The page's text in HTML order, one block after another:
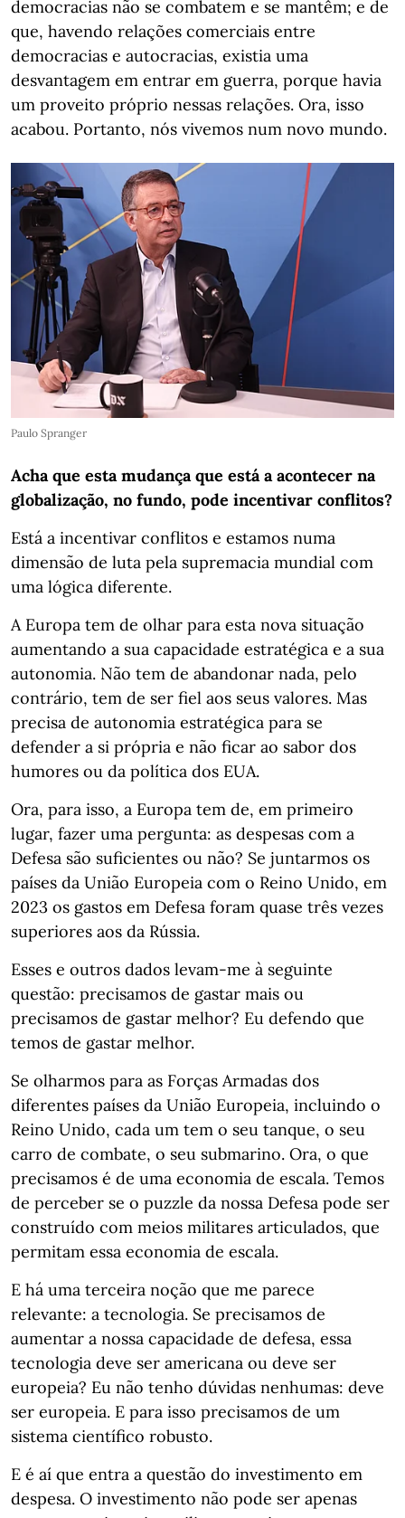
democracias não se combatem e se mantêm; e de
que, havendo relações comerciais entre
democracias e autocracias, existia uma
desvantagem em entrar em guerra, porque havia
um proveito próprio nessas relações. Ora, isso
acabou. Portanto, nós vivemos num novo mundo.
Paulo Spranger
Acha que esta mudança que está a acontecer na
globalização, no fundo, pode incentivar conflitos?
Está a incentivar conflitos e estamos numa
dimensão de luta pela supremacia mundial com
uma lógica diferente.
A Europa tem de olhar para esta nova situação
aumentando a sua capacidade estratégica e a sua
autonomia. Não tem de abandonar nada, pelo
contrário, tem de ser fiel aos seus valores. Mas
precisa de autonomia estratégica para se
defender a si própria e não ficar ao sabor dos
humores ou da política dos EUA.
Ora, para isso, a Europa tem de, em primeiro
lugar, fazer uma pergunta: as despesas com a
Defesa são suficientes ou não? Se juntarmos os
países da União Europeia com o Reino Unido, em
2023 os gastos em Defesa foram quase três vezes
superiores aos da Rússia.
Esses e outros dados levam-me à seguinte
questão: precisamos de gastar mais ou
precisamos de gastar melhor? Eu defendo que
temos de gastar melhor.
Se olharmos para as Forças Armadas dos
diferentes países da União Europeia, incluindo o
Reino Unido, cada um tem o seu tanque, o seu
carro de combate, o seu submarino. Ora, o que
precisamos é de uma economia de escala. Temos
de perceber se o puzzle da nossa Defesa pode ser
construído com meios militares articulados, que
permitam essa economia de escala.
E há uma terceira noção que me parece
relevante: a tecnologia. Se precisamos de
aumentar a nossa capacidade de defesa, essa
tecnologia deve ser americana ou deve ser
europeia? Eu não tenho dúvidas nenhumas: deve
ser europeia. E para isso precisamos de um
sistema científico robusto.
E é aí que entra a questão do investimento em
despesa. O investimento não pode ser apenas